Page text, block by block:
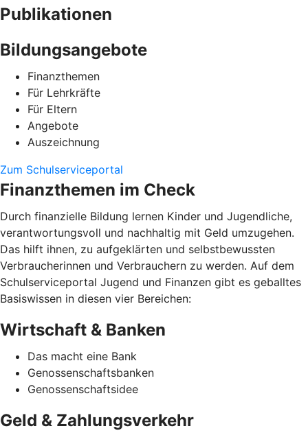
Publikationen
Bildungsangebote
Finanzthemen
Für Lehrkräfte
Für Eltern
Angebote
Auszeichnung
Zum Schulserviceportal
Finanzthemen im Check
Durch finanzielle Bildung lernen Kinder und Jugendliche,
verantwortungsvoll und nachhaltig mit Geld umzugehen.
Das hilft ihnen, zu aufgeklärten und selbstbewussten
Verbraucherinnen und Verbrauchern zu werden. Auf dem
Schulserviceportal Jugend und Finanzen gibt es geballtes
Basiswissen in diesen vier Bereichen:
Wirtschaft & Banken
Das macht eine Bank
Genossenschaftsbanken
Genossenschaftsidee
Geld & Zahlungsverkehr